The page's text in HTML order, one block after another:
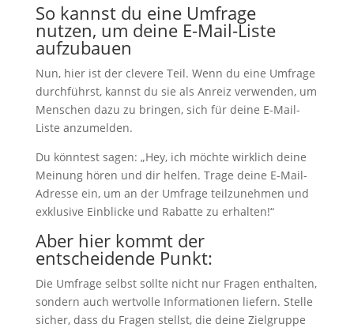
So kannst du eine Umfrage
nutzen, um deine E-Mail-Liste
aufzubauen
Nun, hier ist der clevere Teil. Wenn du eine Umfrage
durchführst, kannst du sie als Anreiz verwenden, um
Menschen dazu zu bringen, sich für deine E-Mail-
Liste anzumelden.
Du könntest sagen: „Hey, ich möchte wirklich deine
Meinung hören und dir helfen. Trage deine E-Mail-
Adresse ein, um an der Umfrage teilzunehmen und
exklusive Einblicke und Rabatte zu erhalten!“
Aber hier kommt der
entscheidende Punkt:
Die Umfrage selbst sollte nicht nur Fragen enthalten,
sondern auch wertvolle Informationen liefern. Stelle
sicher, dass du Fragen stellst, die deine Zielgruppe